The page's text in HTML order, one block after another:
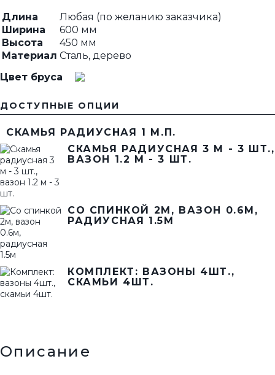
Длина
Любая (по желанию заказчика)
Ширина
600 мм
Высота
450 мм
Материал Сталь, дерево
Цвет бруса
ДОСТУПНЫЕ ОПЦИИ
СКАМЬЯ РАДИУСНАЯ 1 М.П.
СКАМЬЯ РАДИУСНАЯ 3 М - 3 ШТ.,
ВАЗОН 1.2 М - 3 ШТ.
СО СПИНКОЙ 2М, ВАЗОН 0.6М,
РАДИУСНАЯ 1.5М
КОМПЛЕКТ: ВАЗОНЫ 4ШТ.,
СКАМЬИ 4ШТ.
Описание